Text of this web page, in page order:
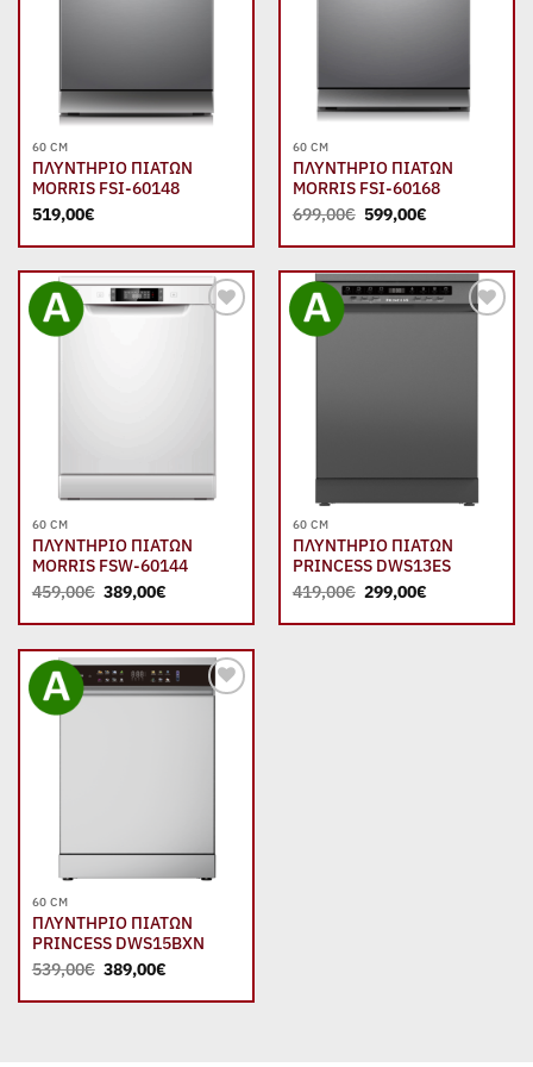
60 CM
ΠΛΥΝΤΗΡΙΟ ΠΙΑΤΩΝ
MORRIS FSI-60148
519,00€
60 CM
ΠΛΥΝΤΗΡΙΟ ΠΙΑΤΩΝ
MORRIS FSI-60168
699,00€ Original
price
was:
599,00€Η
τιμή
599,00€.
60 CM
ΠΛΥΝΤΗΡΙΟ ΠΙΑΤΩΝ
MORRIS FSW-60144
459,00€ Original
price
was:
389,00€Η
τιμή
389,00€.
60 CM
ΠΛΥΝΤΗΡΙΟ ΠΙΑΤΩΝ
PRINCESS DWS13ES
419,00€ Original
price
was:
299,00€Η
τιμή
60 CM
ΠΛΥΝΤΗΡΙΟ ΠΙΑΤΩΝ
PRINCESS DWS15BXN
539,00€ Original
price
was:
389,00€Η
τιμή